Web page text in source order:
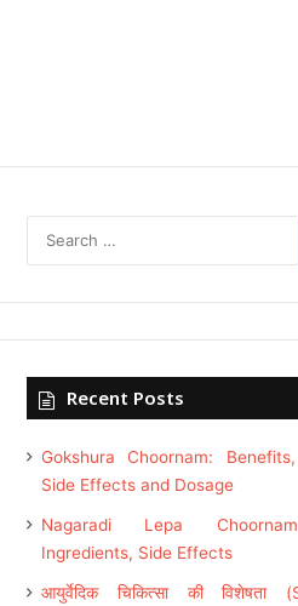
Recent Posts
Gokshura Choornam:
Side Effects and Dosage
Nagaradi Lepa
Ingredients, Side Effects
आयुर्वेदिक चिकित्सा की विशेषता